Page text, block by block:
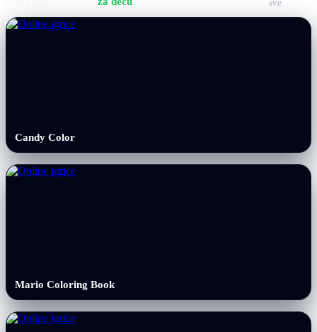
sve
Candy Color
Mario Coloring Book